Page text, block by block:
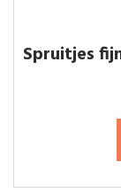
Spruitjes